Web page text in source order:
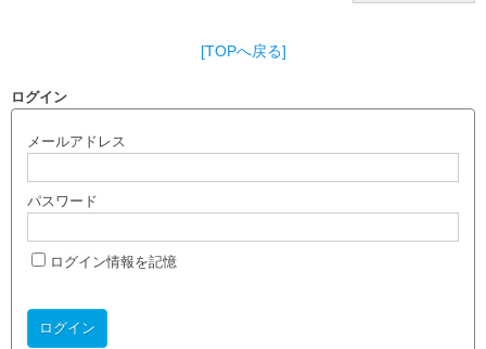
[TOPへ戻る]
ログイン
メールアドレス
パスワード
ログイン情報を記憶